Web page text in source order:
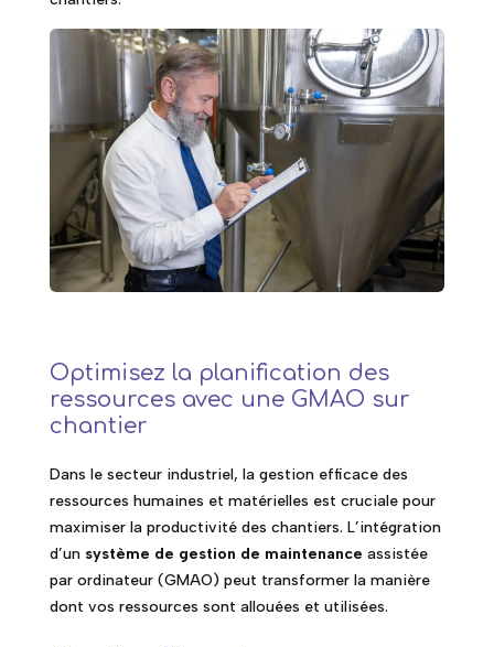
Optimisez la planification des
ressources avec une GMAO sur
chantier
Dans le secteur industriel, la gestion efficace des
ressources humaines et matérielles est cruciale pour
maximiser la productivité des chantiers. L’intégration
d’un système de gestion de maintenance assistée
par ordinateur (GMAO) peut transformer la manière
dont vos ressources sont allouées et utilisées.